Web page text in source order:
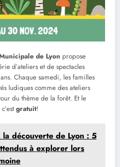
de Lyon propose
d’ateliers et de spectacles
Chaque samedi, les familles
ludiques comme des ateliers
du thème de la forêt. Et le
gratuit!
la découverte de Lyon : 5
à explorer lors